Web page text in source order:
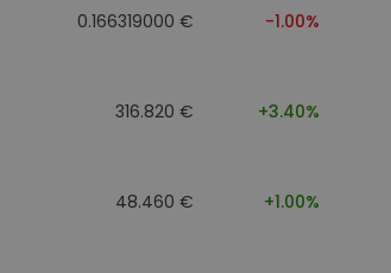
0.166319000 € -1.00%
316.820 € +3.40%
48.460 € +1.00%